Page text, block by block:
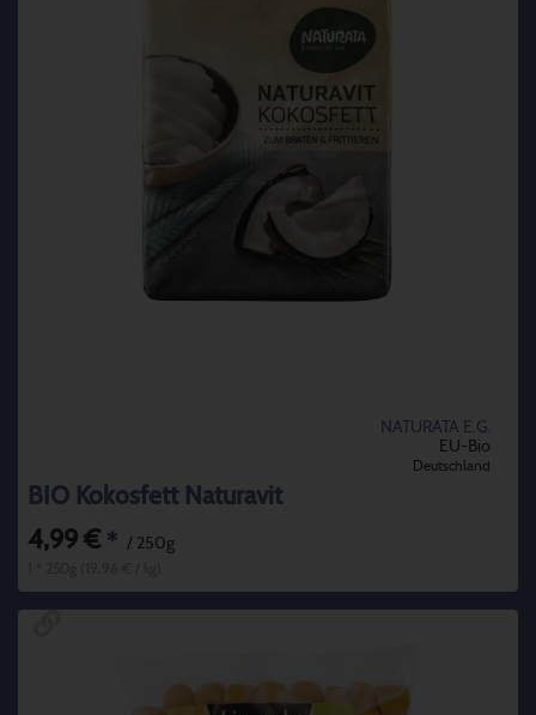
NATURATA E.G.
EU-Bio
Deutschland
BIO Kokosfett Naturavit
4,99 € * / 250g